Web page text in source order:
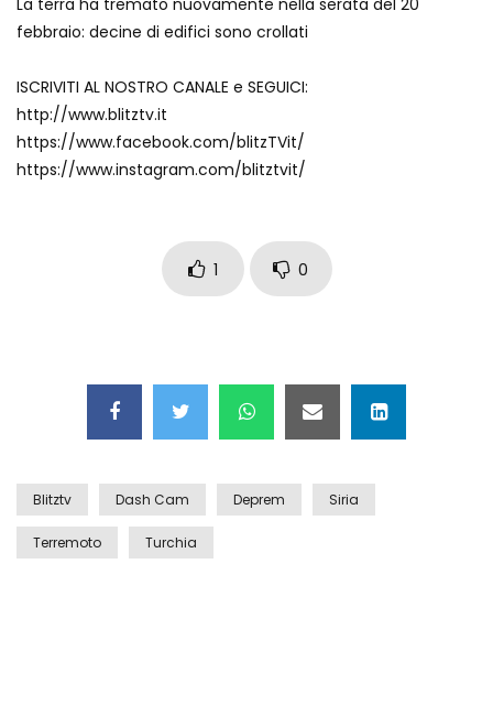
Record di baci in 30 secondi
Due navi USA si scontrano in mare
incidente
Grattacielo crolla per un incendio
La terra ha tremato nuovamente nella serata del 20
febbraio: decine di edifici sono crollati
ISCRIVITI AL NOSTRO CANALE e SEGUICI:
http://www.blitztv.it
https://www.facebook.com/blitzTVit/
https://www.instagram.com/blitztvit/
1 0
Blitztv Dash Cam Deprem Siria
Terremoto Turchia